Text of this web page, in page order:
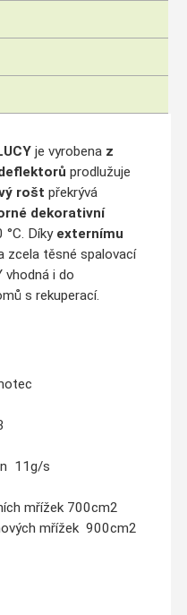
je vyrobena z
prodlužuje
rošt překrývá
dekorativní
Díky externímu
zcela těsné spalovací
vhodná i do
s rekuperací.
11g/s
mřížek 700cm2
mřížek 900cm2